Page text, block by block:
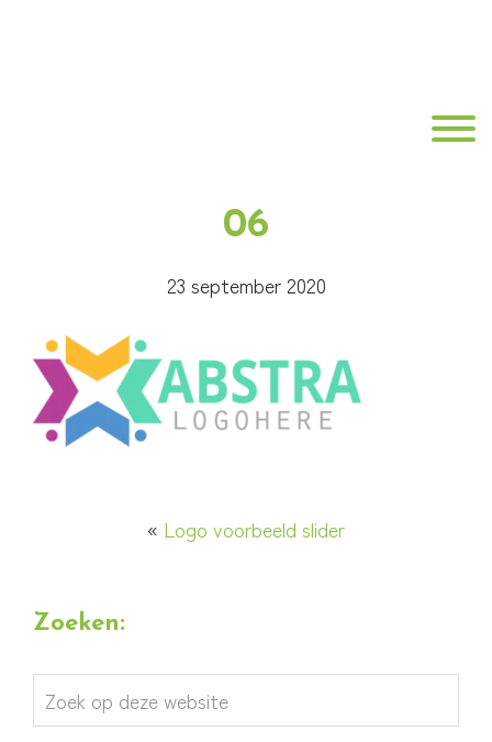
06
23 september 2020
« Logo voorbeeld slider
Zoeken:
Zoek
op